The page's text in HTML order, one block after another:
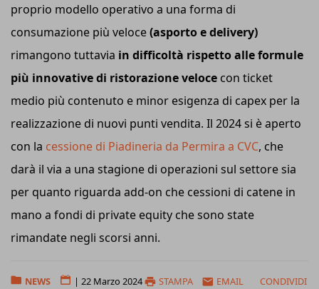
proprio modello operativo a una forma di
consumazione più veloce(asporto e delivery)
rimangono tuttavia in difficoltà rispetto alle formule
più innovative di ristorazione veloce con ticket
medio più contenuto e minor esigenza di capex per la
realizzazione di nuovi punti vendita. Il 2024 si è aperto
con la cessione di Piadineria da Permira a CVC, che
darà il via a una stagione di operazioni sul settore sia
per quanto riguarda add-on che cessioni di catene in
mano a fondi di private equity che sono state
rimandate negli scorsi anni.
NEWS | 22 Marzo 2024 STAMPA EMAIL CONDIVIDI